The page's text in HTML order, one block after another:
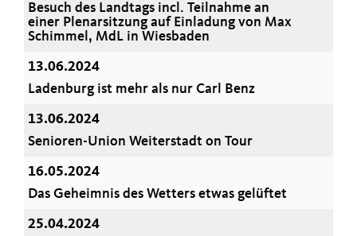
Besuch des Landtags incl. Teilnahme an
einer Plenarsitzung auf Einladung von Max
Schimmel, MdL in Wiesbaden
13.06.2024
Ladenburg ist mehr als nur Carl Benz
13.06.2024
Senioren-Union Weiterstadt on Tour
16.05.2024
Das Geheimnis des Wetters etwas gelüftet
25.04.2024